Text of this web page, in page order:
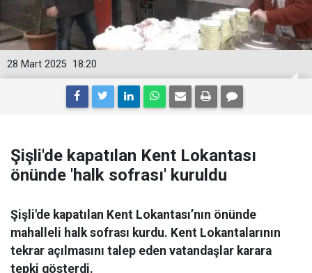
18:20
28 Mart 2025
Şişli'de kapatılan Kent Lokantası
önünde 'halk sofrası' kuruldu
Şişli'de kapatılan Kent Lokantası’nın önünde
mahalleli halk sofrası kurdu. Kent Lokantalarının
tekrar açılmasını talep eden vatandaşlar karara
tepki gösterdi.